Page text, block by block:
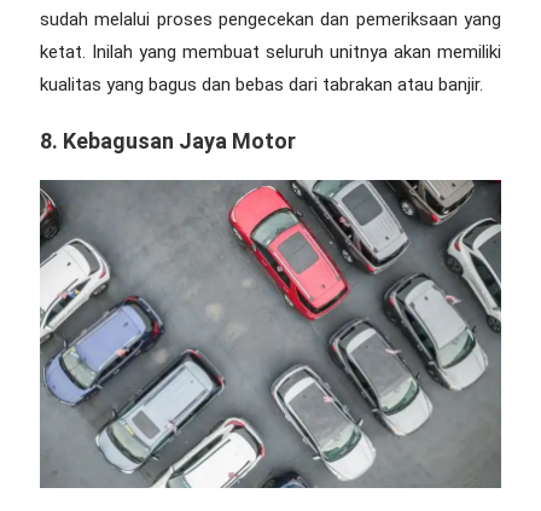
sudah melalui proses pengecekan dan pemeriksaan yang
ketat. Inilah yang membuat seluruh unitnya akan memiliki
kualitas yang bagus dan bebas dari tabrakan atau banjir.
8. Kebagusan Jaya Motor